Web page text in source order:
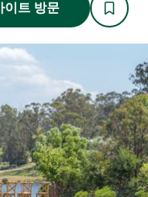
이트 방문